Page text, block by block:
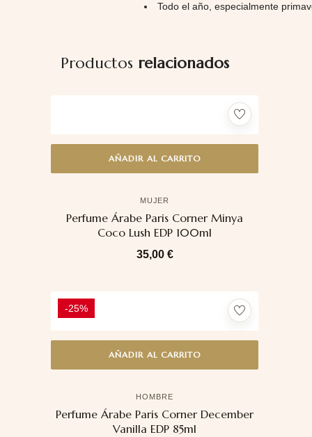
Todo el año, especialmente
Productos relacionados
AÑADIR AL CARRITO
MUJER
Perfume Árabe Paris Corner Minya
Coco Lush EDP 100ml
35,00 €
-25%
AÑADIR AL CARRITO
HOMBRE
Perfume Árabe Paris Corner December
Vanilla EDP 85ml